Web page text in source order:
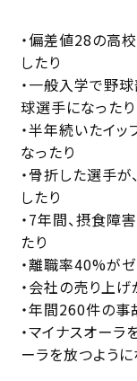
・偏差値28の高
したり
・一般入学で野
球選手になったり
・半年続いたイ
なったり
・骨折した選手
したり
・7年間、摂食障
たり
・離職率40%が
・会社の売り上
・年間260件の事
・マイナスオー
ーラを放つように